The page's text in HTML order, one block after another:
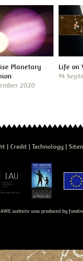
Planetary
2020
Life on
14
Credit Technology
website was produced by